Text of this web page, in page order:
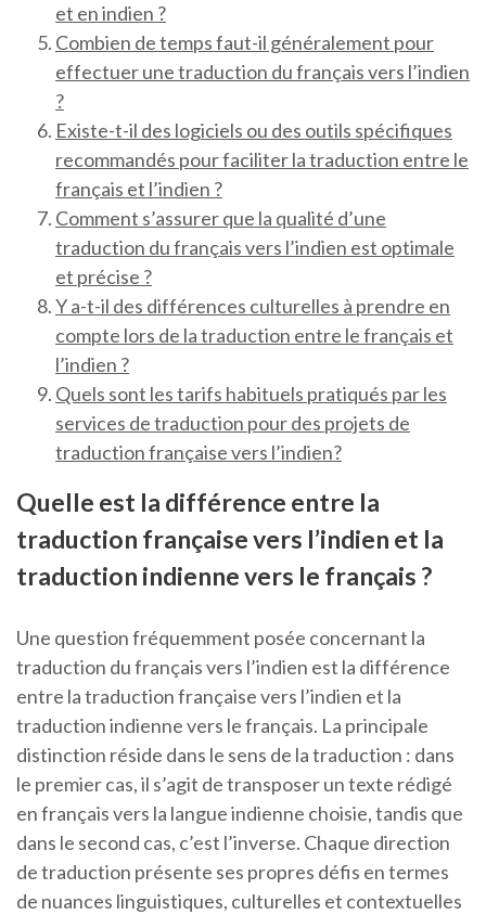
et en indien ?
Combien de temps faut-il généralement pour
effectuer une traduction du français vers l’indien
?
Existe-t-il des logiciels ou des outils spécifiques
recommandés pour faciliter la traduction entre le
français et l’indien ?
Comment s’assurer que la qualité d’une
traduction du français vers l’indien est optimale
et précise ?
Y a-t-il des différences culturelles à prendre en
compte lors de la traduction entre le français et
l’indien ?
Quels sont les tarifs habituels pratiqués par les
services de traduction pour des projets de
traduction française vers l’indien?
Quelle est la différence entre la
traduction française vers l’indien et la
traduction indienne vers le français ?
Une question fréquemment posée concernant la
traduction du français vers l’indien est la différence
entre la traduction française vers l’indien et la
traduction indienne vers le français. La principale
distinction réside dans le sens de la traduction : dans
le premier cas, il s’agit de transposer un texte rédigé
en français vers la langue indienne choisie, tandis que
dans le second cas, c’est l’inverse. Chaque direction
de traduction présente ses propres défis en termes
de nuances linguistiques, culturelles et contextuelles